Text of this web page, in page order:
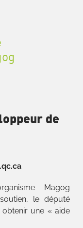
de
Magog
le député
obtenir une « aide